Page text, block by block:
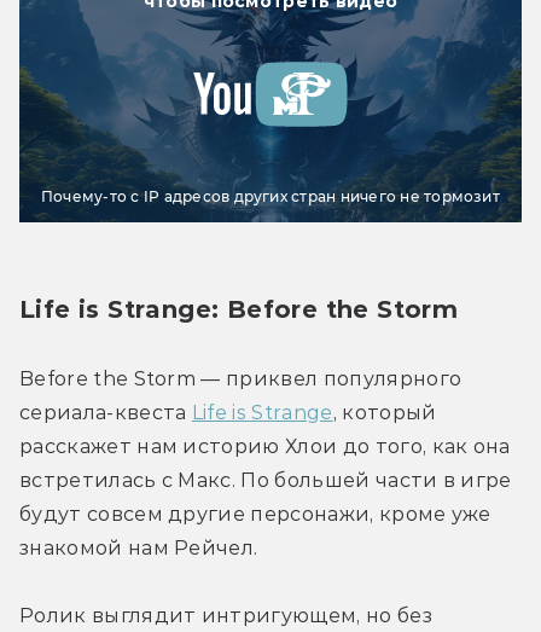
Почему-то с IP адресов других стран ничего не тормозит
Life is Strange: Before the Storm
Before the Storm — приквел популярного
сериала-квеста Life is Strange, который
расскажет нам историю Хлои до того, как она
встретилась с Макс. По большей части в игре
будут совсем другие персонажи, кроме уже
знакомой нам Рейчел.
Ролик выглядит интригующем, но без